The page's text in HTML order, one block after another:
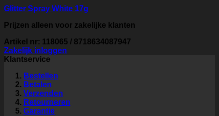
Glitter Spray White 17g
Prijzen alleen voor zakelijke klanten
Artikel nr: 118065 / 8718634087947
Zakelijk inloggen
Klantservice
Bestellen
Betalen
Verzenden
Retourneren
Garantie